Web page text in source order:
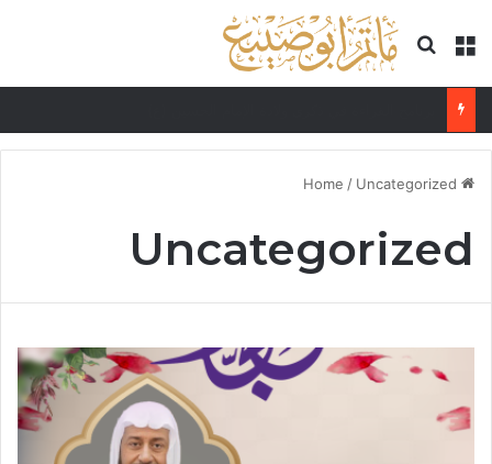
Menu
Search for
/ Uncategorized
Uncategorized